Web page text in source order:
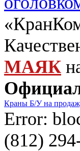
МАЯК
Краны Б/У на
Error:
(812)